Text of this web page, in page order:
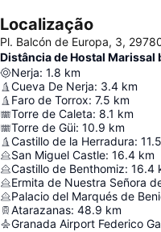
Localização
Pl. Balcón de Europa, 3,
Distância de Hostal Marissal
Nerja: 1.8 km
Cueva De Nerja: 3.4 km
Faro de Torrox: 7.5 km
Torre de Caleta: 8.1 km
Torre de Güi: 10.9 km
Castillo de la Herradura: 11.5
San Miguel Castle: 16.4 km
Castillo de Benthomiz: 16.4
Ermita de Nuestra Señora
Palacio del Marqués de
Atarazanas: 48.9 km
Granada Airport Federico